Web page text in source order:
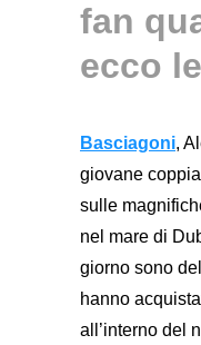
fan
ecco
Basciagoni,
giovane
sulle
nel mare di
giorno sono
hanno
all’interno del